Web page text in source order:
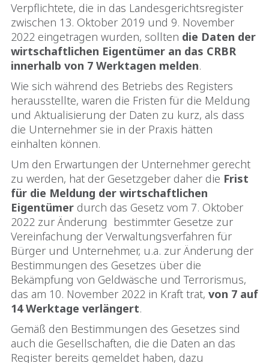
Verpflichtete, die in das Landesgerichtsregister
zwischen 13. Oktober 2019 und 9. November
2022 eingetragen wurden, sollten die Daten der
wirtschaftlichen Eigentümer an das CRBR
innerhalb von 7 Werktagen melden.
Wie sich während des Betriebs des Registers
herausstellte, waren die Fristen für die Meldung
und Aktualisierung der Daten zu kurz, als dass
die Unternehmer sie in der Praxis hätten
einhalten können.
Um den Erwartungen der Unternehmer gerecht
zu werden, hat der Gesetzgeber daher die Frist
für die Meldung der wirtschaftlichen
Eigentümer durch das Gesetz vom 7. Oktober
2022 zur Änderung bestimmter Gesetze zur
Vereinfachung der Verwaltungsverfahren für
Bürger und Unternehmer, u.a. zur Änderung der
Bestimmungen des Gesetzes über die
Bekämpfung von Geldwäsche und Terrorismus,
das am 10. November 2022 in Kraft trat, von 7 auf
14 Werktage verlängert.
Gemäß den Bestimmungen des Gesetzes sind
auch die Gesellschaften, die die Daten an das
Register bereits gemeldet haben, dazu